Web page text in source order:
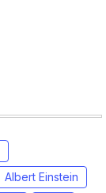
Albert Einstein